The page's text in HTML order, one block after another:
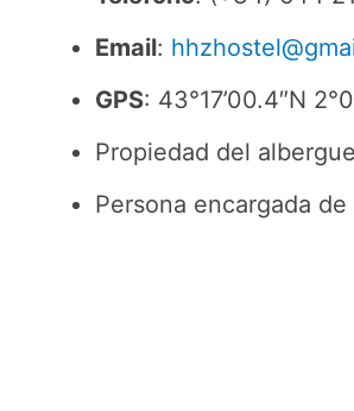
Email:
GPS: 43°17’00.4″N
Propiedad del
Persona encargada